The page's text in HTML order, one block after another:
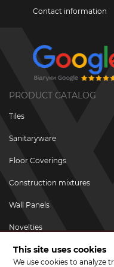
Contact information
PRODUCT CATALOG
Tiles
Sanitaryware
Floor Coverings
Construction mixtures
Wall Panels
Novelties
Promotional goods
This site uses cookies
We use cookies to analyze